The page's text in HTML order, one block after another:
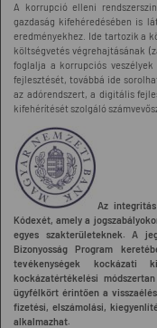
A korrupció elleni
gazdaság kifehéredésében is
eredményekhez. Ide tartozik a
költségvetés végrehajtásának
foglalja a korrupciós
fejlesztését, továbbá ide
az adórendszert, a digitális
kifehérítését szolgáló
Az
Kódexét, amely a
egyes szakterületeknek. A
Bizonyosság Program
tevékenységek kockázati
kockázatértékelési
ügyfélkört érintően a
fizetési, elszámolási,
alkalmazhat.